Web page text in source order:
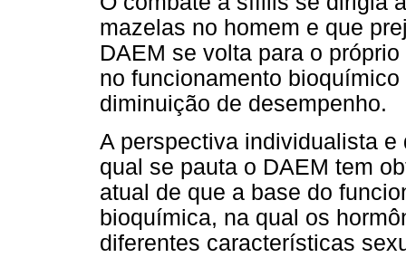
mazelas no homem e que
DAEM se volta para o
no funcionamento
diminuição de desempenho.
A perspectiva individualista
qual se pauta o DAEM tem
atual de que a base do
bioquímica, na qual os
diferentes características